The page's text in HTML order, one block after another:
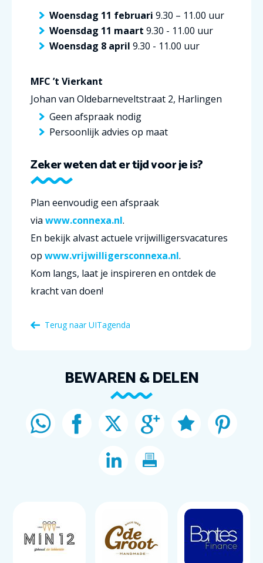
Woensdag 11 februari 9.30 – 11.00 uur
Woensdag 11 maart 9.30 - 11.00 uur
Woensdag 8 april 9.30 - 11.00 uur
MFC ’t Vierkant
Johan van Oldebarneveltstraat 2, Harlingen
Geen afspraak nodig
Persoonlijk advies op maat
Zeker weten dat er tijd voor je is?
Plan eenvoudig een afspraak
via www.connexa.nl.
En bekijk alvast actuele vrijwilligersvacatures
op www.vrijwilligersconnexa.nl.
Kom langs, laat je inspireren en ontdek de
kracht van doen!
Terug naarUITagenda
BEWAREN & DELEN